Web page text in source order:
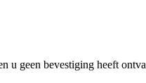
u geen bevestiging heeft